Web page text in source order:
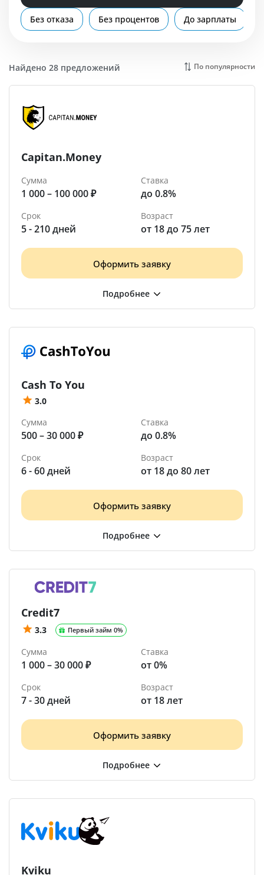
Без отказа Без процентов До зарплаты
Найдено 28 предложений По популярности
Capitan.Money
Сумма
1 000 – 100 000 ₽
Ставка
до 0.8%
Срок
5 - 210 дней
Возраст
от 18 до 75 лет
Оформить заявку
Cash To You
3.0
Сумма
500 – 30 000 ₽
Ставка
до 0.8%
Срок
6 - 60 дней
Возраст
от 18 до 80 лет
Оформить заявку
Credit7
3.3 Первый займ 0%
Сумма
1 000 – 30 000 ₽
Ставка
от 0%
Срок
7 - 30 дней
Возраст
от 18 лет
Оформить заявку
Kviku